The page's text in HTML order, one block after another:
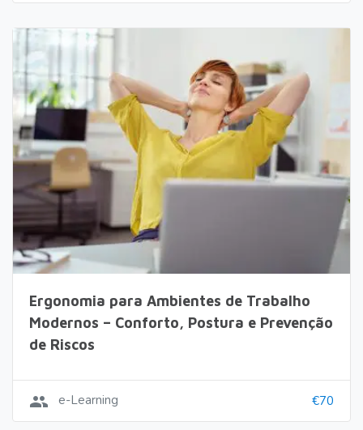
Ergonomia para Ambientes de Trabalho
Modernos – Conforto, Postura e Prevenção
de Riscos
group e-Learning €70